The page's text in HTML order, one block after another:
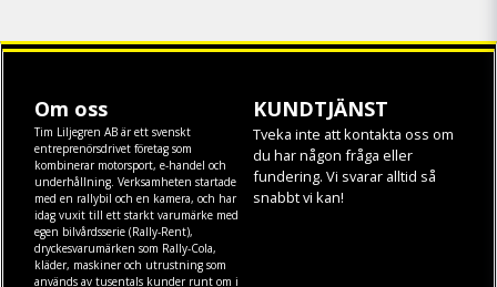
Om oss
Tim Liljegren AB är ett svenskt
entreprenörsdrivet företag som
kombinerar motorsport, e-handel och
underhållning. Verksamheten startade
med en rallybil och en kamera, och har
idag vuxit till ett starkt varumärke med
egen bilvårdsserie (Rally-Rent),
dryckesvarumärken som Rally-Cola,
kläder, maskineroch utrustning som
används av tusentals kunder runt om i
KUNDTJÄNST
Tveka inte att kontakta oss om
du har någon fråga eller
fundering. Vi svarar alltid så
snabbt vi kan!